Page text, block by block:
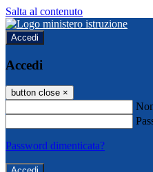
Salta al contenuto
Accedi
Accedi
button close ×
Password dimenticata?